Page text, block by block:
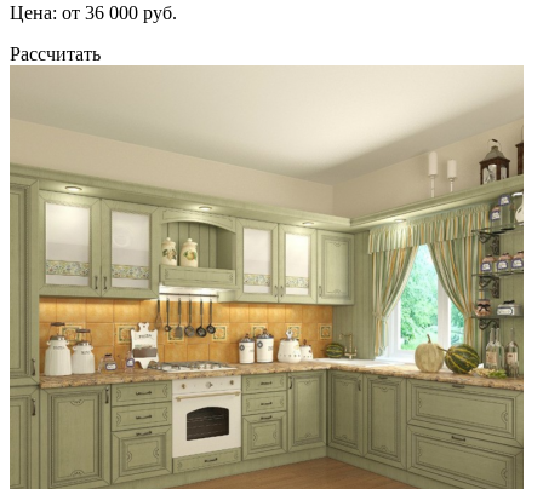
Цена: от 36 000 руб.
Рассчитать